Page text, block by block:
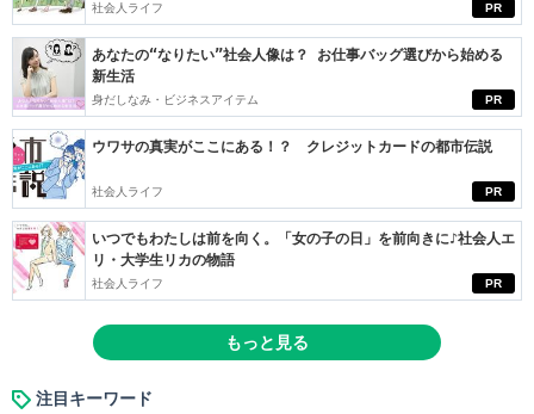
PR
社会人ライフ
PR
あなたの“なりたい”社会人像は？ お仕事バッグ選びから始める
新生活
身だしなみ・ビジネスアイテム
PR
ウワサの真実がここにある！？ クレジットカードの都市伝説
社会人ライフ
PR
いつでもわたしは前を向く。「女の子の日」を前向きに♪社会人エ
リ・大学生リカの物語
社会人ライフ
もっと見る
注目キーワード